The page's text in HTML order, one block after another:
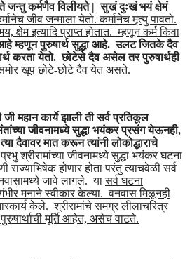
जन्तु कर्मणैव विलीयते | सुखं दुःखं भयं क्षेमं
जीव जन्माला येतो. कर्मानेच मृत्यु पावतो.
क्षेम इत्यादि प्राप्त होतात. म्हणून कर्म किंवा
म्हणून पुरुषार्थ सुद्धा आहे. उलट जितके दैव
करता येतो. छोटेसे दैव असेल तर पुरुषार्थही
खूप छोटे-छोटे दैव येत असते.
महान कार्ये झाली ती सर्व प्रतिकूल
जीवनामध्ये सुद्धा भयंकर प्रसंग येऊनही,
दैवावर मात करून त्यांनी लोकोद्धाराचे
प्रभु श्रीरामांच्या जीवनामध्ये सुद्धा भयंकर घटना
राज्याभिषेक होणार होता परंतु त्याचवेळी सर्व
जावे लागले. यासर्व घटना
मनाने स्वीकार केल्या. वनवास मिळूनही
केले. श्रीरामांचे समग्र लीलाचरित्र
पुरुषार्थाची मूर्ति आहेत, असेच वाटते.